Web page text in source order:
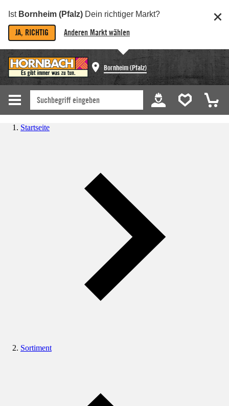
Ist Bornheim (Pfalz) Dein richtiger Markt?
JA, RICHTIG Anderen Markt wählen
Bornheim (Pfalz)
Startseite
Sortiment